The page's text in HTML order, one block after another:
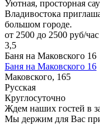
Уютная, просторная
Владивостока
большом городе.
от 2500 до 2500 руб/час
3,5
Баня на Маковского 16
Баня на Маковского 16
Маковского, 165
Русская
Круглосуточно
Ждем наших гостей в
Мы держим для Вас